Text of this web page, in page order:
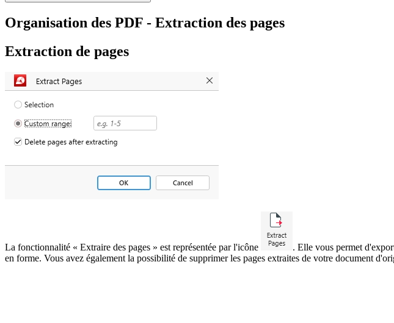
Organisation des PDF - Extraction des pages
Extraction de pages
La fonctionnalité « Extraire des pages » est représentée par l'icône
. Elle vous permet
en forme. Vous avez également la possibilité de supprimer les pages extraites de votre document